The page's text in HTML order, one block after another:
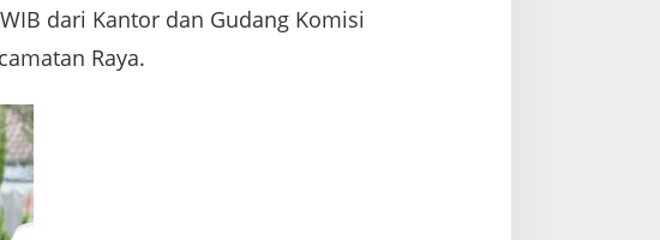
dari Kantor dan Gudang Komisi
Raya.